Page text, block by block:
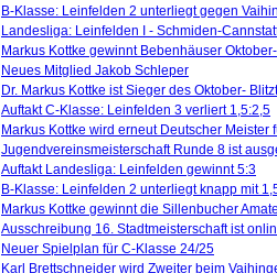
B-Klasse: Leinfelden 2 unterliegt gegen
Landesliga: Leinfelden I - Schmiden-
Markus Kottke gewinnt Bebenhäuser
Neues Mitglied Jakob Schleper
Dr. Markus Kottke ist Sieger des Oktober-
Auftakt C-Klasse: Leinfelden 3 verliert 1,5:2,5
Markus Kottke wird erneut Deutscher Meister
Jugendvereinsmeisterschaft Runde 8 ist
Auftakt Landesliga: Leinfelden gewinnt 5:3
B-Klasse: Leinfelden 2 unterliegt knapp mit
Markus Kottke gewinnt die Sillenbucher
Ausschreibung 16. Stadtmeisterschaft ist
Neuer Spielplan für C-Klasse 24/25
Karl Brettschneider wird Zweiter beim